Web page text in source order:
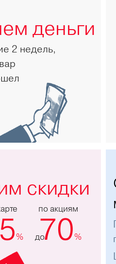
деньги
2 недель,
скидки
%
по акциям
до
70%